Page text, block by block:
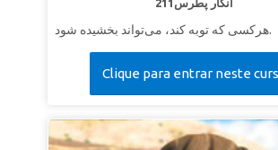
211انکار پطرس
هرکسی که توبه کند، می‌تواند بخشیده شود.
Clique para entrar neste